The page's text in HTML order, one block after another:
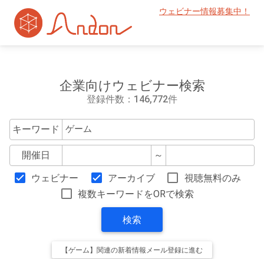
ウェビナー情報募集中！
企業向けウェビナー検索
登録件数：146,772件
キーワード
開催日 ～
ウェビナー アーカイブ
視聴無料のみ
複数キーワードをORで検索
検索
【ゲーム】関連の新着情報メール登録に進む